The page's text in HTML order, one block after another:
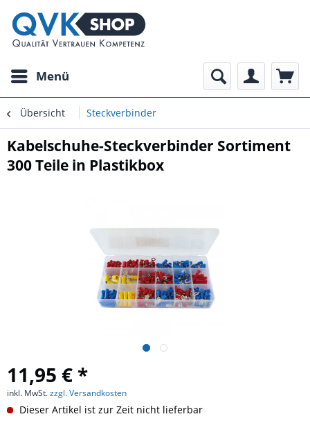
Menü
Übersicht Steckverbinder
Kabelschuhe-Steckverbinder Sortiment
300 Teile in Plastikbox
11,95 € *
inkl. MwSt.zzgl. Versandkosten
Dieser Artikel ist zur Zeit nicht lieferbar